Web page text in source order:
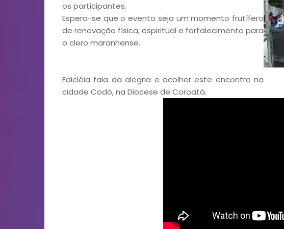
os participantes.
Espera-se que o evento seja um momento frutífero
de renovação física, espiritual e fortalecimento para
o clero maranhense.
Edicléia fala da alegria e acolher este encontro na
cidade Codó, na Diocese de Coroatá.